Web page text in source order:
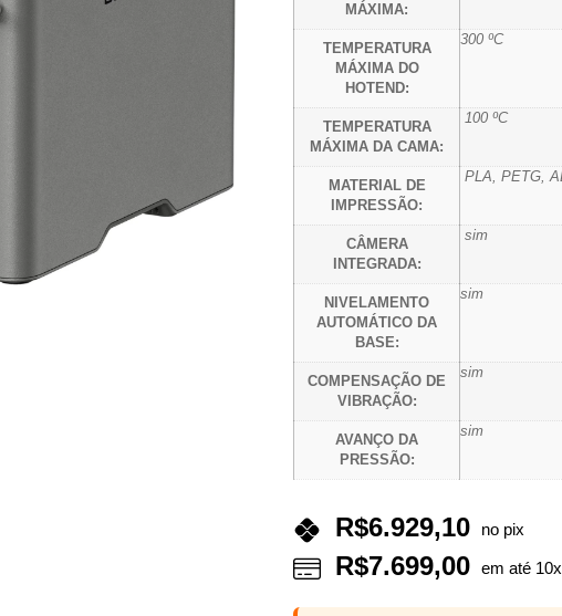
MÁXIMA:
TEMPERATURA
MÁXIMA DO
HOTEND:
300 ºC
TEMPERATURA
MÁXIMA DA CAMA:
100 ºC
MATERIAL DE
IMPRESSÃO:
PLA, PETG,
CÂMERA
INTEGRADA:
sim
NIVELAMENTO
AUTOMÁTICO DA
BASE:
sim
COMPENSAÇÃO DE
VIBRAÇÃO:
sim
AVANÇO DA
PRESSÃO:
sim
R$6.929,10 no pix
R$7.699,00 em até